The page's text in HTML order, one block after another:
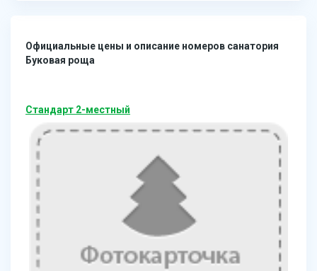
Официальные цены и описание номеров санатория
Буковая роща
Стандарт 2-местный